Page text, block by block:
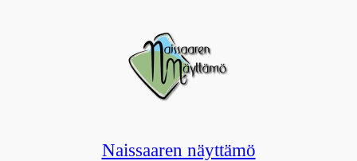
Naissaaren näyttämö